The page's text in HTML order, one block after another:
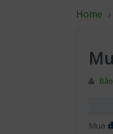
Home
Mua